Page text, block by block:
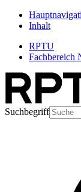
Inhalt
RPTU
Fachbereich
Suchbegriff